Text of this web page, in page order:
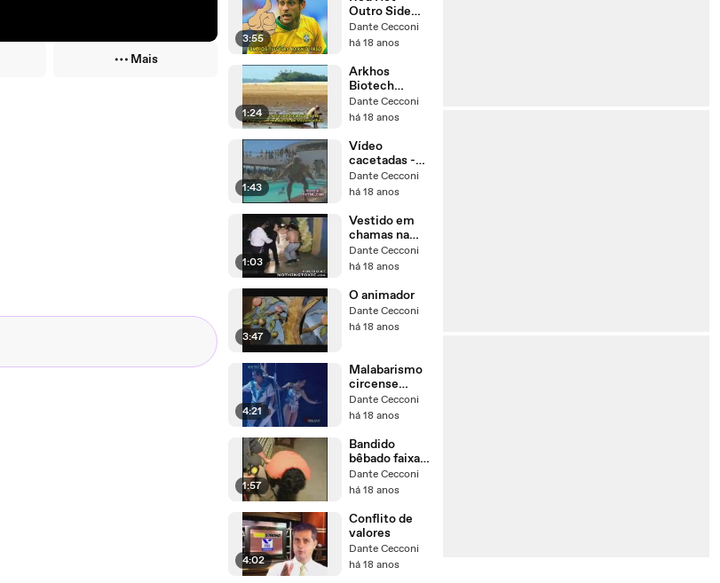
Mais
3:55
Outro Side
(legendado)
Dante Cecconi
há 18 anos
1:24
Arkhos
Biotech
(querem levar
a Amazonia no
Dante Cecconi
há 18 anos
1:43
Vídeo
cacetadas -
homens
desastrados
Dante Cecconi
há 18 anos
1:03
Vestido em
chamas na
festa de 15
anos
Dante Cecconi
há 18 anos
3:47
O animador
Dante Cecconi
há 18 anos
4:21
Malabarismo
circense
aéreo
Dante Cecconi
há 18 anos
1:57
Bandido
bêbado faixa
preta
Dante Cecconi
há 18 anos
4:02
Conflito de
valores
Dante Cecconi
há 18 anos